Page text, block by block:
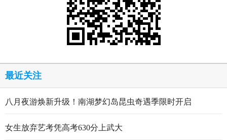
最近关注
八月夜游焕新升级！南湖梦幻岛昆虫奇遇季限时开启
女生放弃艺考凭高考630分上武大